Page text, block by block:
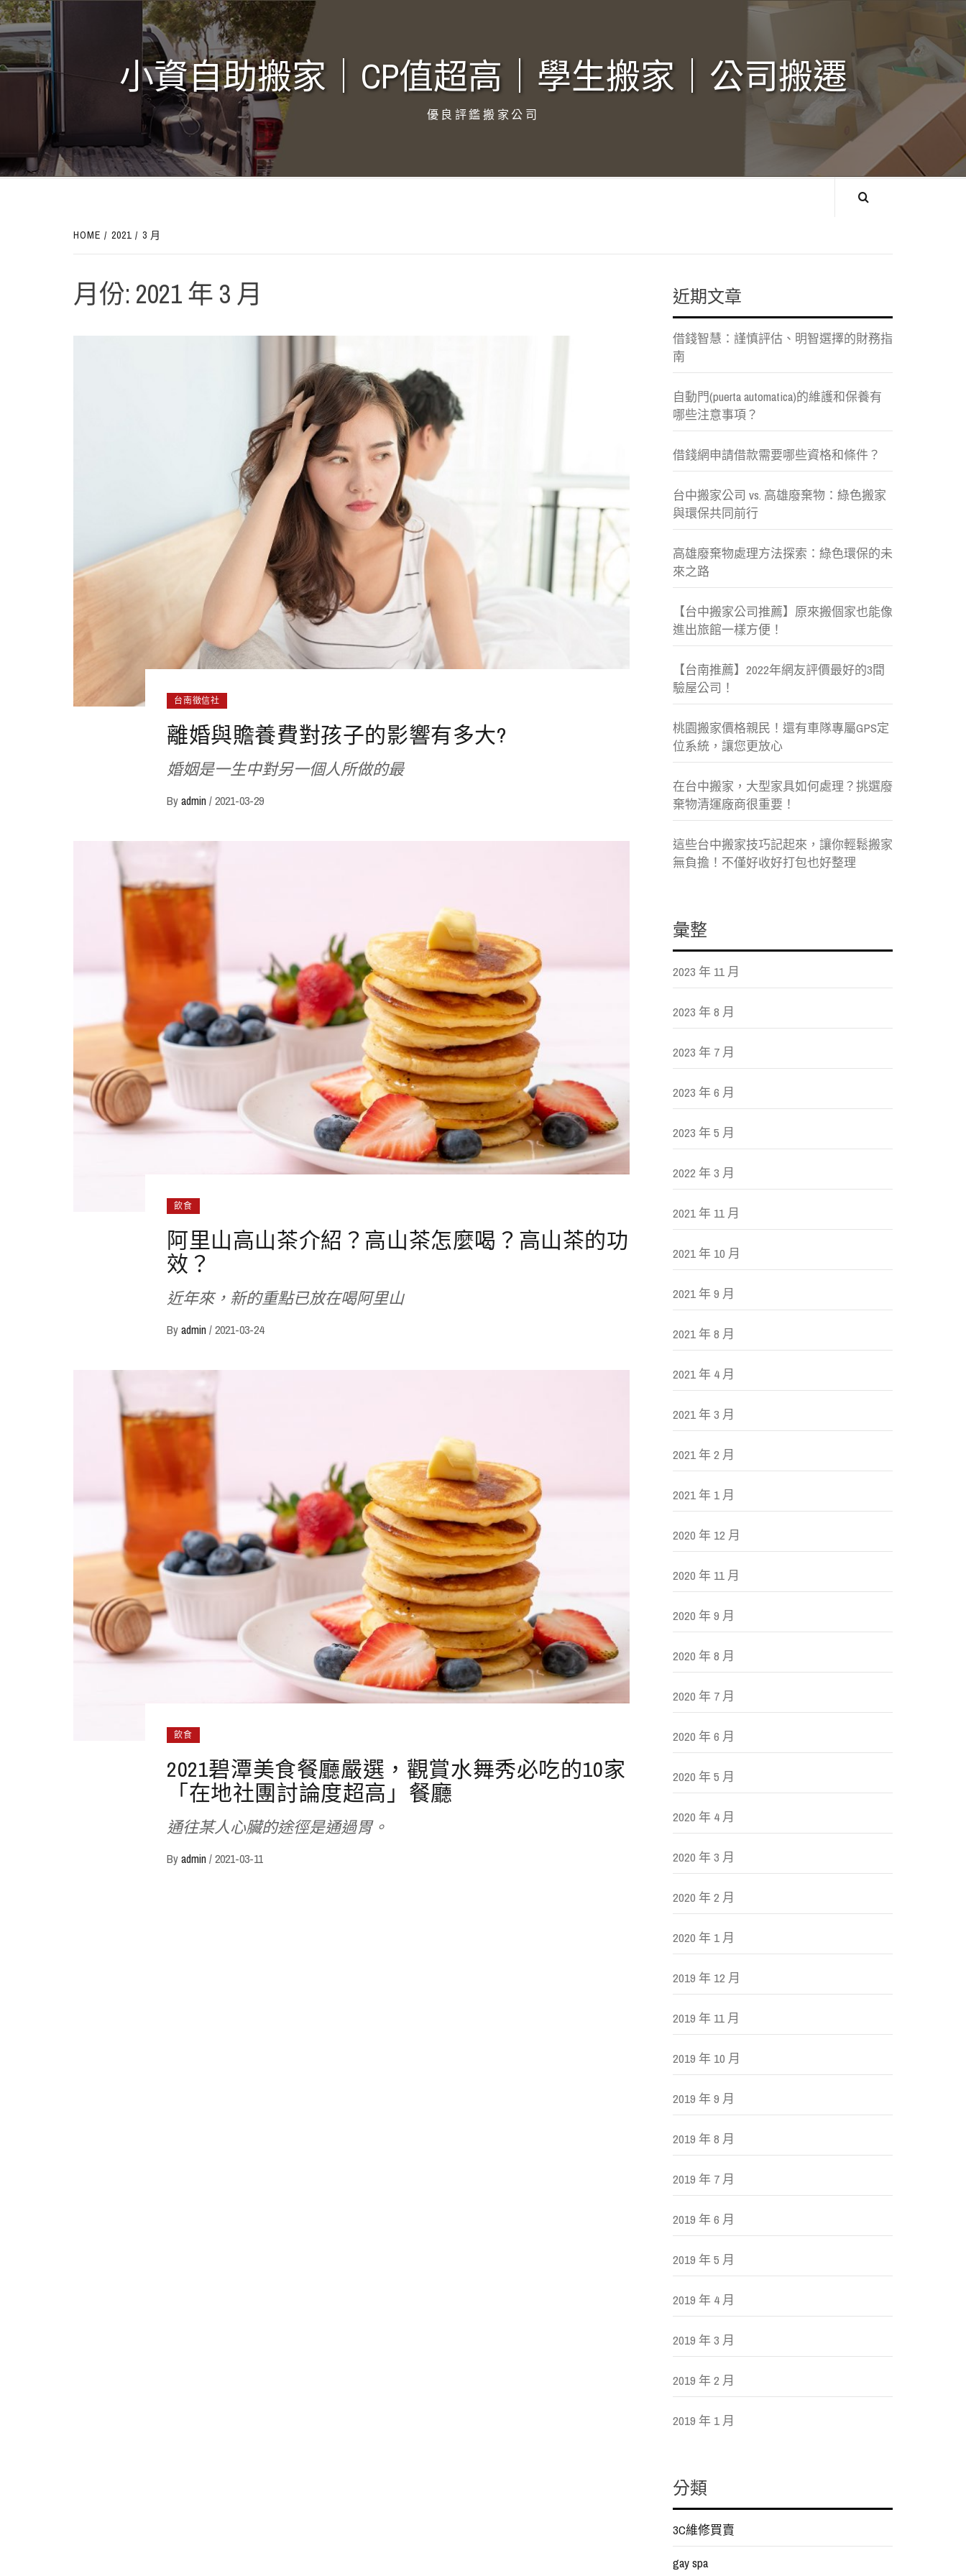
Skip
to
content
小資自助搬家｜CP值超高｜學生搬家｜公司搬遷‎
優良評鑑搬家公司
HOME 2021 3 月
月份: 2021 年 3 月
台南徵信社
離婚與贍養費對孩子的影響有多大?
婚姻是一生中對另一個人所做的最
Byadmin /2021-03-29
飲食
阿里山高山茶介紹？高山茶怎麼喝？高山茶的功
效？
近年來，新的重點已放在喝阿里山
Byadmin /2021-03-24
飲食
2021碧潭美食餐廳嚴選，觀賞水舞秀必吃的10家
「在地社團討論度超高」餐廳
通往某人心臟的途徑是通過胃。
Byadmin /2021-03-11
近期文章
借錢智慧：謹慎評估、明智選擇的財務指
南
自動門(puerta automatica)的維護和保養有
哪些注意事項？
借錢網申請借款需要哪些資格和條件？
台中搬家公司 vs. 高雄廢棄物：綠色搬家
與環保共同前行
高雄廢棄物處理方法探索：綠色環保的未
來之路
【台中搬家公司推薦】原來搬個家也能像
進出旅館一樣方便！
【台南推薦】2022年網友評價最好的3間
驗屋公司！
桃園搬家價格親民！還有車隊專屬GPS定
位系統，讓您更放心
在台中搬家，大型家具如何處理？挑選廢
棄物清運廠商很重要！
這些台中搬家技巧記起來，讓你輕鬆搬家
無負擔！不僅好收好打包也好整理
彙整
2023 年 11 月
2023 年 8 月
2023 年 7 月
2023 年 6 月
2023 年 5 月
2022 年 3 月
2021 年 11 月
2021 年 10 月
2021 年 9 月
2021 年 8 月
2021 年 4 月
2021 年 3 月
2021 年 2 月
2021 年 1 月
2020 年 12 月
2020 年 11 月
2020 年 9 月
2020 年 8 月
2020 年 7 月
2020 年 6 月
2020 年 5 月
2020 年 4 月
2020 年 3 月
2020 年 2 月
2020 年 1 月
2019 年 12 月
2019 年 11 月
2019 年 10 月
2019 年 9 月
2019 年 8 月
2019 年 7 月
2019 年 6 月
2019 年 5 月
2019 年 4 月
2019 年 3 月
2019 年 2 月
2019 年 1 月
分類
3C維修買賣
gay spa